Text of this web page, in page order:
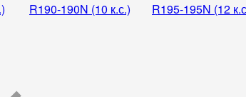
R190-190N (10 к.с.)
R195-195N (12